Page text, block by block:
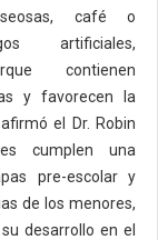
café o
artificiales,
contienen
y favorecen la
el Dr. Robin
cumplen una
pre-escolar y
de los menores,
desarrollo en el